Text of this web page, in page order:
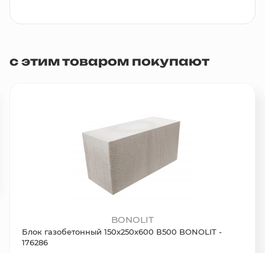
с этим товаром покупают
BONOLIT
Блок газобетонный 150х250х600 В500 BONOLIT -
176286